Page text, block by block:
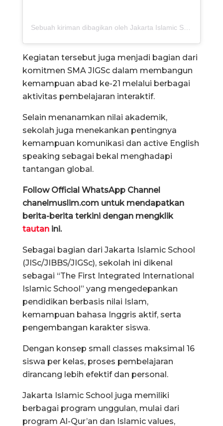
Kegiatan tersebut juga menjadi bagian dari
komitmen SMA JIGSc dalam membangun
kemampuan abad ke-21 melalui berbagai
aktivitas pembelajaran interaktif.
Selain menanamkan nilai akademik,
sekolah juga menekankan pentingnya
kemampuan komunikasi dan active English
speaking sebagai bekal menghadapi
tantangan global.
Follow Official WhatsApp Channel
chanelmuslim.com untuk mendapatkan
berita-berita terkini dengan mengklik
tautan ini.
Sebagai bagian dari Jakarta Islamic School
(JISc/JIBBS/JIGSc), sekolah ini dikenal
sebagai “The First Integrated International
Islamic School” yang mengedepankan
pendidikan berbasis nilai Islam,
kemampuan bahasa Inggris aktif, serta
pengembangan karakter siswa.
Dengan konsep small classes maksimal 16
siswa per kelas, proses pembelajaran
dirancang lebih efektif dan personal.
Jakarta Islamic School juga memiliki
berbagai program unggulan, mulai dari
program Al-Qur’an dan Islamic values,